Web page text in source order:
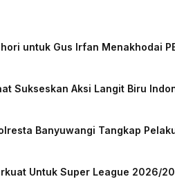
untuk Gus Irfan Menakhodai
Sukseskan Aksi Langit Biru
Banyuwangi Tangkap
Untuk Super League 2026/